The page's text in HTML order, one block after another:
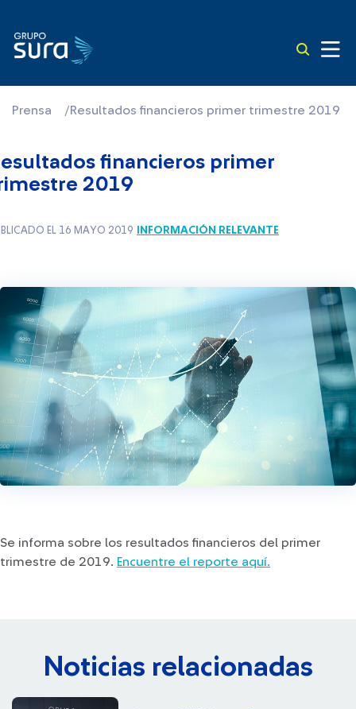
Prensa /Resultados financieros primer trimestre 2019
financieros primer
2019
EL 16 MAYO 2019 INFORMACIÓN RELEVANTE
Se informa sobre los resultados financieros del primer
trimestre de 2019​. Encuentre el reporte aquí.
Noticias relacionadas